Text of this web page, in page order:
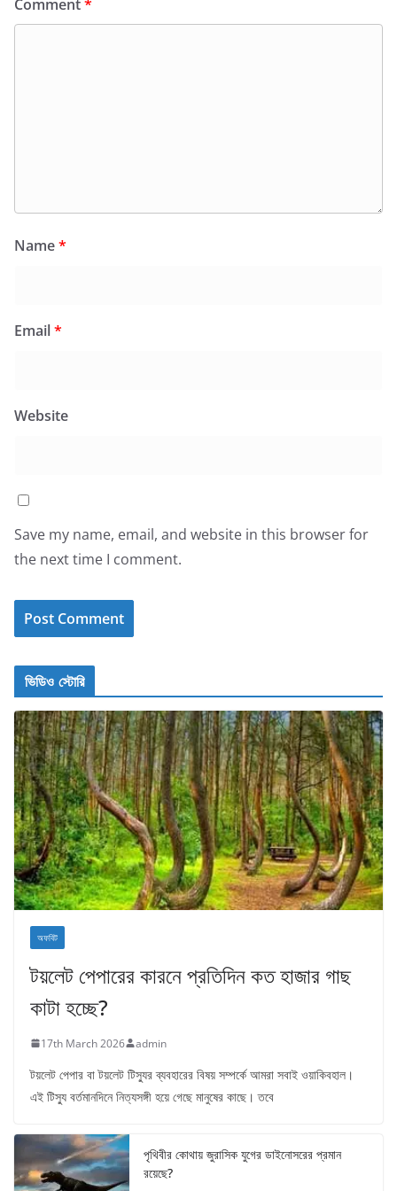
Comment*
Name*
Email*
Website
Save my name, email, and website in this browser for
the next time I comment.
ভিডিও স্টোরি
অফবিট
টয়লেট পেপারের কারনে প্রতিদিন কত হাজার গাছ
কাটা হচ্ছে?
17th March 2026 admin
টয়লেট পেপার বা টয়লেট টিস্যুর ব্যবহারের বিষয় সম্পর্কে আমরা সবাই ওয়াকিবহাল।
এই টিস্যু বর্তমানদিনে নিত্যসঙ্গী হয়ে গেছে মানুষের কাছে। তবে
পৃথিবীর কোথায় জুরাসিক যুগের ডাইনোসরের প্রমান
রয়েছে?